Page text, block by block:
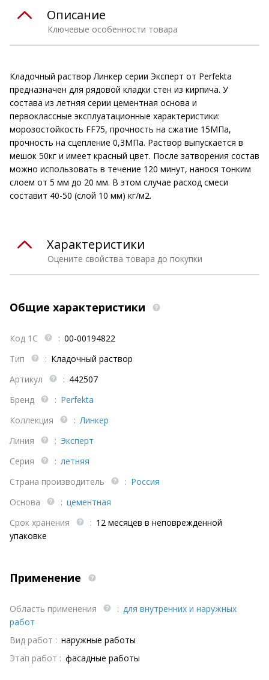
Ключевые особенности товара
Описание
Кладочный раствор Линкер серии Эксперт от Perfekta
предназначен для рядовой кладки стен из кирпича. У
состава из летняя серии цементная основа и
первоклассные эксплуатационные характеристики:
морозостойкость FF75, прочность на сжатие 15МПа,
прочность на сцепление 0,3МПа. Раствор выпускается в
мешок 50кг и имеет красный цвет. После затворения состав
можно использовать в течение 120 минут, нанося тонким
слоем от 5 мм до 20 мм. В этом случае расход смеси
составит 40-50 (слой 10 мм) кг/м2.
Оцените свойства товара до покупки
Характеристики
Общие характеристики
Код 1С : 00-00194822
Тип
: Кладочный раствор
Артикул
: 442507
Бренд
: Perfekta
Коллекция
: Линкер
Линия
: Эксперт
Серия
: летняя
Страна производитель
: Россия
Основа
: цементная
Срок хранения
: 12 месяцев в неповрежденной
упаковке
Применение
Область применения : для внутренних и наружных
работ
Вид работ : наружные работы
Этап работ : фасадные работы